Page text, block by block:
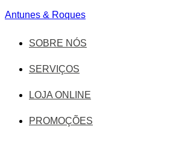
Antunes & Roques
SOBRE NÓS
SERVIÇOS
LOJA ONLINE
PROMOÇÕES